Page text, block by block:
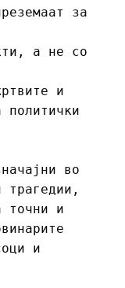
за
а не со
и
во
трагедии,
точни и
и